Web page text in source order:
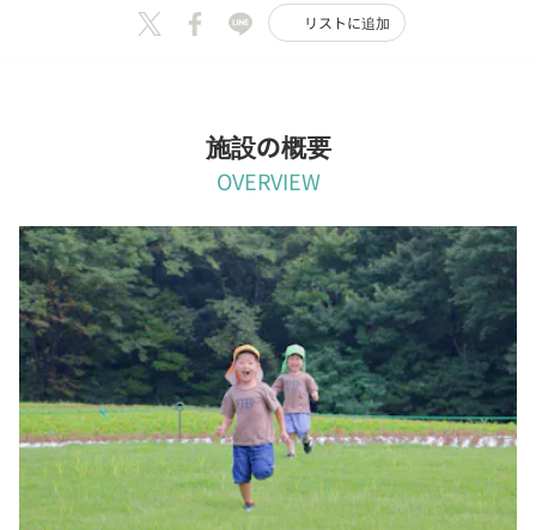
リストに追加
施設の概要
OVERVIEW